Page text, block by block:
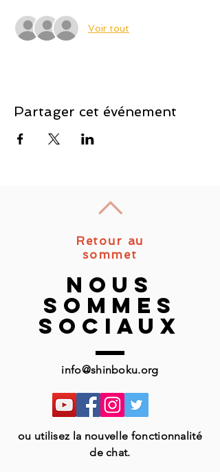
Voir tout
Partager cet événement
Retour au
sommet
nous
sommes
sociaux
info@shinboku.org
ou utilisez la nouvelle fonctionnalité
de chat.